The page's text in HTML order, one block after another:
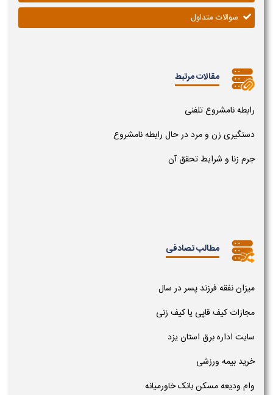
سوالات متداول
مقالات مرتبط
رابطه نامشروع تلفنی
دستگیری زن و مرد در حال رابطه نامشروع
جرم زنا و شرایط تحقق آن
مطالب تصادفی
میزان نفقه فرزند پسر در سال
مجازات کیف قاپی یا کیف زنی
سایت اداره برق استان یزد
خرید بیمه ورزشی
وام ودیعه مسکن بانک خاورمیانه